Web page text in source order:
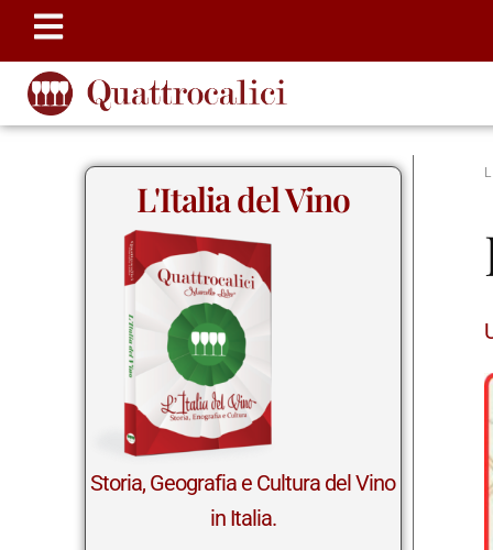
L'Italia del Vino
Storia, Geografia e Cultura del Vino
in Italia.